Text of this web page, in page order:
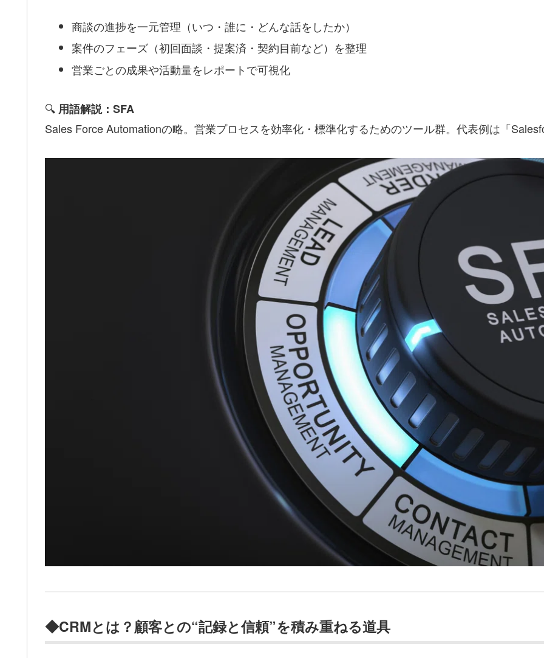
商談の進捗を一元管理（いつ・誰に・どんな話をしたか）
案件のフェーズ（初回面談・提案済・契約目前など）を整理
営業ごとの成果や活動量をレポートで可視化
🔍用語解説：SFA
Sales Force Automationの略。営業プロセスを効率化・標準化するためのツール群。代表例は「
◆CRMとは？顧客との“記録と信頼”を積み重ねる道具